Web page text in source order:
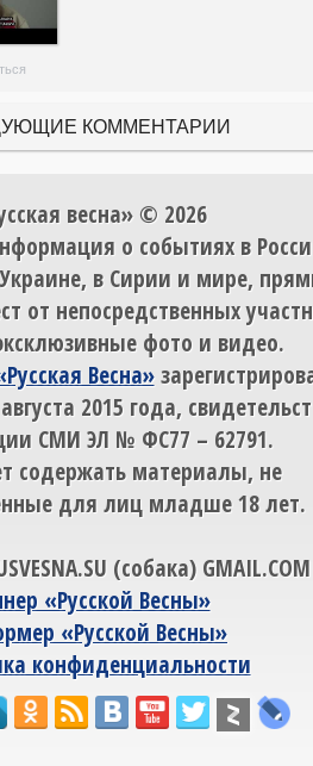
КОММЕНТАРИИ
весна» © 2026
о событиях в
в Сирии и мире,
от непосредственных
фото и видео.
Весна»
2015 года,
СМИ ЭЛ № ФС77 – 62791.
содержать материалы, не
для лиц младше 18 лет.
(собака) GMAIL.COM
«Русской Весны»
«Русской Весны»
конфиденциальности